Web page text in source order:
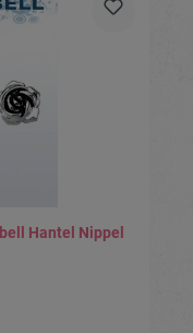
Hantel Nippel